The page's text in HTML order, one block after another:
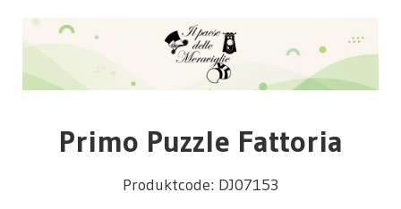
Primo Puzzle Fattoria
Produktcode: DJ07153